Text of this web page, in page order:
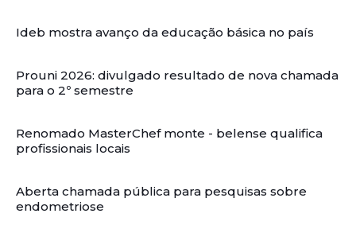
Ideb mostra avanço da educação básica no país
Prouni 2026: divulgado resultado de nova chamada
para o 2º semestre
Renomado MasterChef monte - belense qualifica
profissionais locais
Aberta chamada pública para pesquisas sobre
endometriose